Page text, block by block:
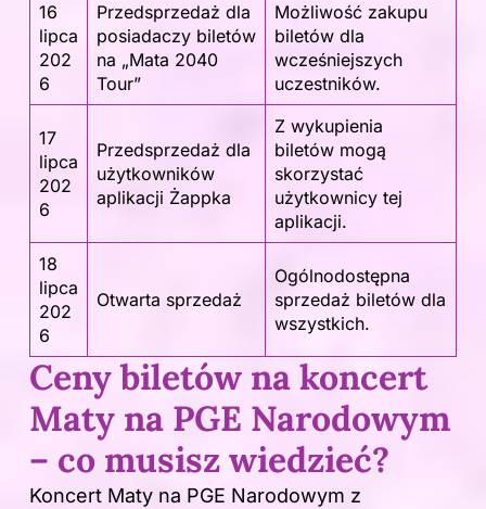
16
lipca
202
6
Przedsprzedaż dla
posiadaczy biletów
na „Mata 2040
Tour”
Możliwość zakupu
biletów dla
wcześniejszych
uczestników.
17
lipca
202
6
Przedsprzedaż dla
użytkowników
aplikacji Żappka
Z wykupienia
biletów mogą
skorzystać
użytkownicy tej
aplikacji.
18
lipca
202
6
Otwarta sprzedaż
Ogólnodostępna
sprzedaż biletów dla
wszystkich.
Ceny biletów na koncert
Maty na PGE Narodowym
– co musisz wiedzieć?
Koncert Maty na PGE Narodowym z